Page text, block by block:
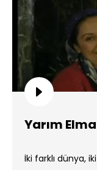
Yarım
İki farklı dünya,